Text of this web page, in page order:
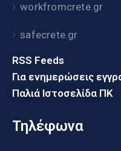
workfromcrete.gr
safecrete.gr
RSS Feeds
Για ενημερώσεις
Παλιά Ιστοσελίδα ΠΚ
Τηλέφωνα